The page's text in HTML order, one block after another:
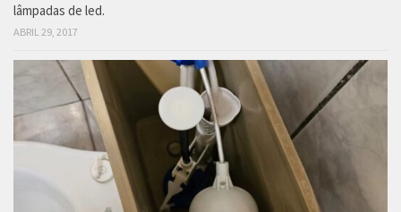
lâmpadas de led.
ABRIL 29, 2017